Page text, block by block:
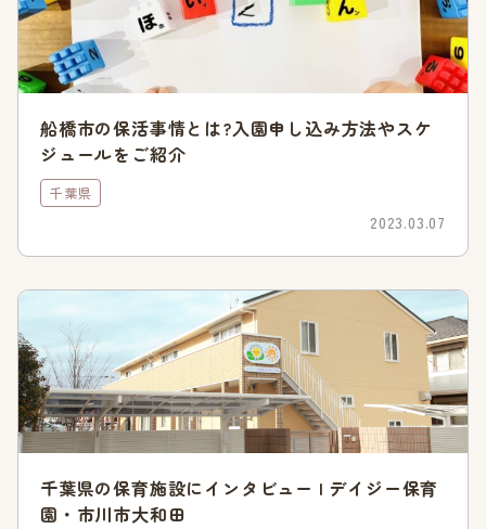
保育が必要な方は、積極的に利用してみてはいかがでしょう
か。
参照:千葉市「小規模保育・家庭的保育・事業所内保育につい
」
保活をするにあたっては、千葉市の待機児童数について正しく
理解しておかなければなりません。状況がわかっていれば、直
前になって焦ることなく保活が進められるでしょう。
参照:千葉市「保育所入所・待機児童数」
千葉市の待機児童数は「0人」
船橋市の保活事情とは?入園申し込み方法やスケ
ジュールをご紹介
千葉県
2023.03.07
千葉県の保育施設にインタビュー | デイジー保育
園・市川市大和田